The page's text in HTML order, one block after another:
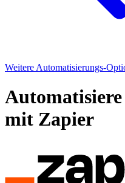
Weitere Automatisierungs-
mit Zapier